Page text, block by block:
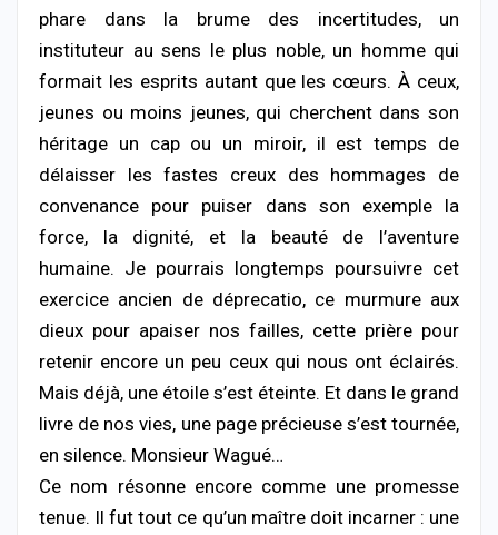
phare dans la brume des incertitudes, un
instituteur au sens le plus noble, un homme qui
formait les esprits autant que les cœurs. À ceux,
jeunes ou moins jeunes, qui cherchent dans son
héritage un cap ou un miroir, il est temps de
délaisser les fastes creux des hommages de
convenance pour puiser dans son exemple la
force, la dignité, et la beauté de l’aventure
humaine. Je pourrais longtemps poursuivre cet
exercice ancien de déprecatio, ce murmure aux
dieux pour apaiser nos failles, cette prière pour
retenir encore un peu ceux qui nous ont éclairés.
Mais déjà, une étoile s’est éteinte. Et dans le grand
livre de nos vies, une page précieuse s’est tournée,
en silence. Monsieur Wagué…
Ce nom résonne encore comme une promesse
tenue. Il fut tout ce qu’un maître doit incarner : une